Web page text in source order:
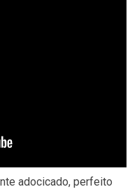
adocicado, perfeito